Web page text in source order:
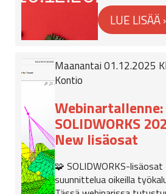
Maanantai 01.12.2025
Kontio
Webinartallenne:
SOLIDWORKS
New lisäosat
🧩 SOLIDWORKS-
suunnittelua oikeilla